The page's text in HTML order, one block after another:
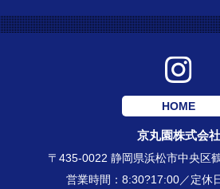
HOME
京丸園株式会社
〒435-0022 静岡県浜松市中央区
営業時間：8:30?17:00／定休